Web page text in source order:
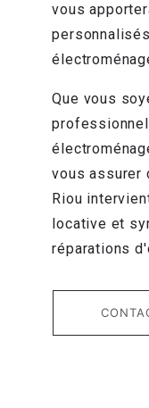
vous
Que vous
vous assurer
Riou
locative et
réparations